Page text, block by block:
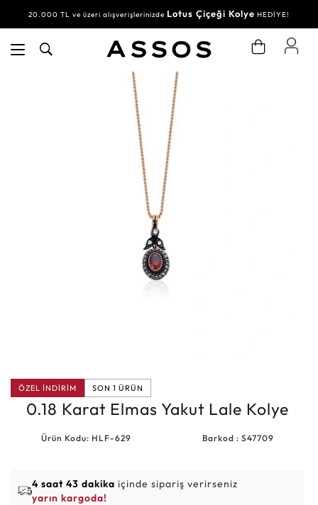
20.000 TL ve üzeri alışverişlerinizde Lotus Çiçeği Kolye HEDİYE!
ÖZEL İNDİRİM SON 1 ÜRÜN
0.18 Karat Elmas Yakut Lale Kolye
Ürün Kodu: HLF-629 Barkod : S47709
4 saat 43 dakika içinde sipariş verirseniz
yarın kargoda!